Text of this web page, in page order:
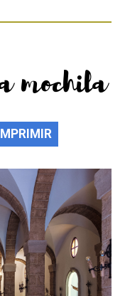
mochila
IMPRIMIR